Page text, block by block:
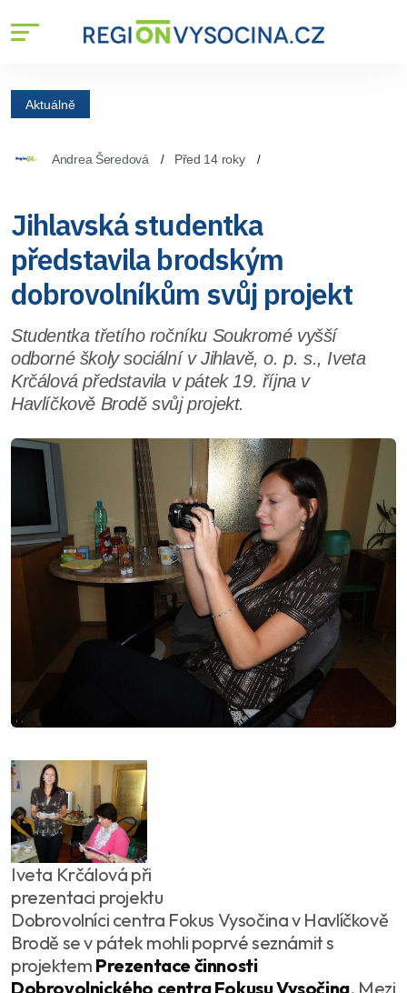
Aktuálně
Andrea Šeredová Před 14 roky
Jihlavská studentka
představila brodským
dobrovolníkům svůj projekt
Studentka třetího ročníku Soukromé vyšší
odborné školy sociální v Jihlavě, o. p. s., Iveta
Krčálová představila v pátek 19. října v
Havlíčkově Brodě svůj projekt.
Iveta Krčálová při
prezentaci projektu
Dobrovolníci centra Fokus Vysočina v Havlíčkově
Brodě se v pátek mohli poprvé seznámit s
projektem Prezentace činnosti
Dobrovolnického centra Fokusu Vysočina. Mezi